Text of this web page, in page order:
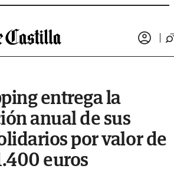
entrega la
anual de sus
por valor de
euros